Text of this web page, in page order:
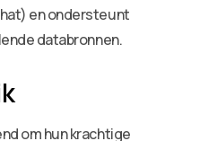
en ondersteunt
databronnen.
om hun krachtige